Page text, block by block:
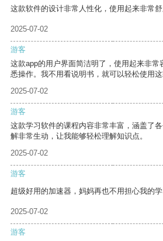
这款软件的设计非常人性化，使用起来非常舒
2025-07-02
游客
这款app的用户界面简洁明了，使用起来非
悉操作。我不用看说明书，就可以轻松使用这
2025-07-02
游客
这款学习软件的课程内容非常丰富，涵盖了
解非常生动，让我能够轻松理解知识点。
2025-07-02
游客
超级好用的加速器，妈妈再也不用担心我的学
2025-07-02
游客